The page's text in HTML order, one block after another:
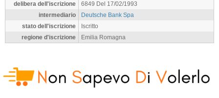
delibera dell'iscrizione
6849 Del 17/02/1993
intermediario
Deutsche Bank Spa
stato dell'iscrizione
Iscritto
regione d'iscrizione
Emilia Romagna